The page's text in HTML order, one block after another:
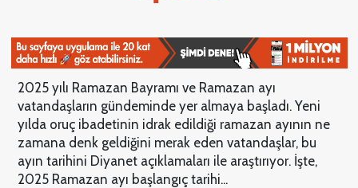
2025 yılı Ramazan Bayramı ve Ramazan ayı
vatandaşların gündeminde yer almaya başladı. Yeni
yılda oruç ibadetinin idrak edildiği ramazan ayının ne
zamana denk geldiğini merak eden vatandaşlar, bu
ayın tarihini Diyanet açıklamaları ile araştırıyor. İşte,
2025 Ramazan ayı başlangıç tarihi...